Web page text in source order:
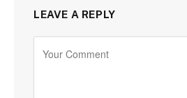
LEAVE A REPLY